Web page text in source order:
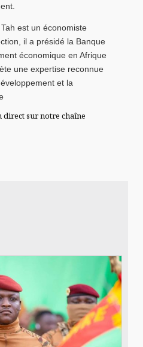
est un économiste
il a présidé la Banque
économique en Afrique
une expertise reconnue
et la
sur notre chaîne